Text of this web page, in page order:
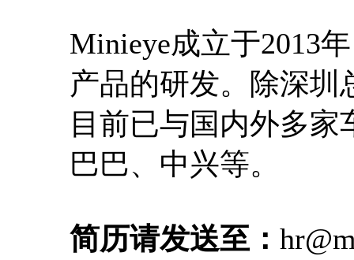
Minieye成立于2013
产品的研发。除深圳
目前已与国内外多
巴巴、中兴等。
简历请发送至：